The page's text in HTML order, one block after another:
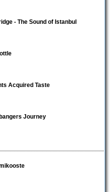
- The Sound of Istanbul
Acquired Taste
Journey